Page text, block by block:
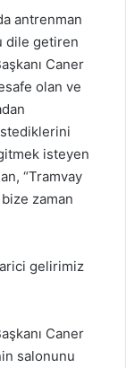
antrenman
dile getiren
Caner
olan ve
isteyen
“Tramvay
zaman
gelirimiz
Caner
salonunu